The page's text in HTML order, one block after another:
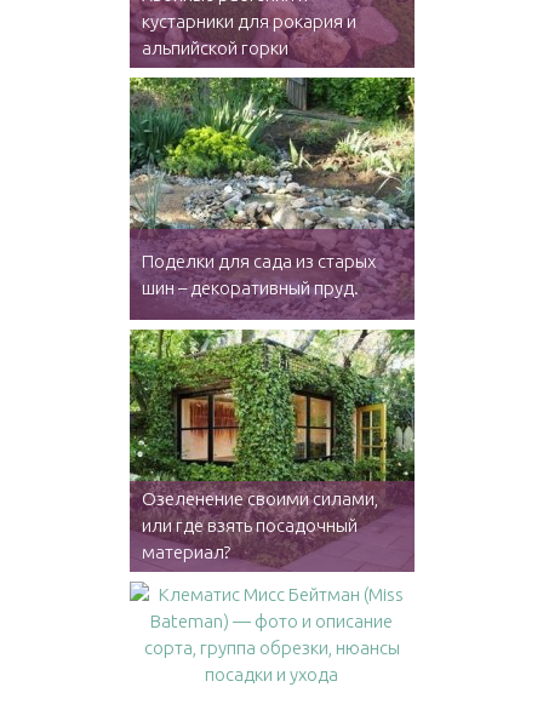
кустарники для рокария и
альпийской горки
Поделки для сада из старых
шин – декоративный пруд.
Озеленение своими силами,
или где взять посадочный
материал?